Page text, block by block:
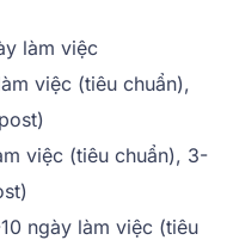
làm việc
việc (tiêu chuẩn),
việc (tiêu chuẩn), 3-
ngày làm việc (tiêu